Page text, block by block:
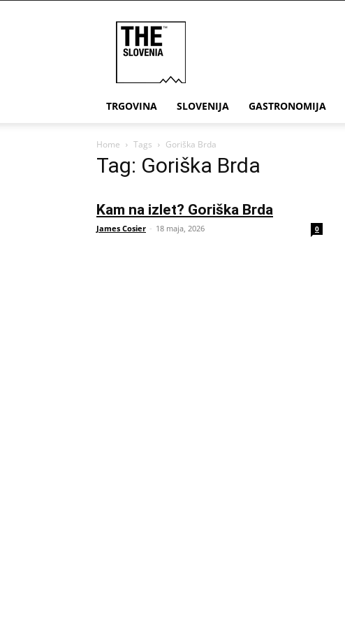
TRGOVINA SLOVENIJA GASTRONOMIJA
Home Tags Goriška Brda
Tag: Goriška Brda
Kam na izlet? Goriška Brda
James Cosier - 18 maja, 2026 0